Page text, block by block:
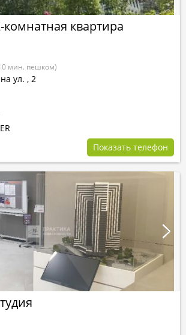
комнатная квартира
мин. пешком)
ул. , 2
Показать телефон